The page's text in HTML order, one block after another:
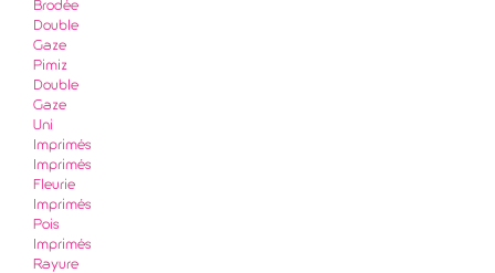
Brodée
Double
Gaze
Pimiz
Double
Gaze
Uni
Imprimés
Imprimés
Fleurie
Imprimés
Pois
Imprimés
Rayure